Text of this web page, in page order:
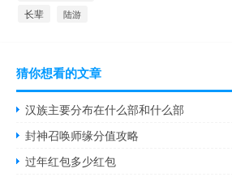
长辈 陆游
猜你想看的文章
汉族主要分布在什么部和什么部
封神召唤师缘分值攻略
过年红包多少红包